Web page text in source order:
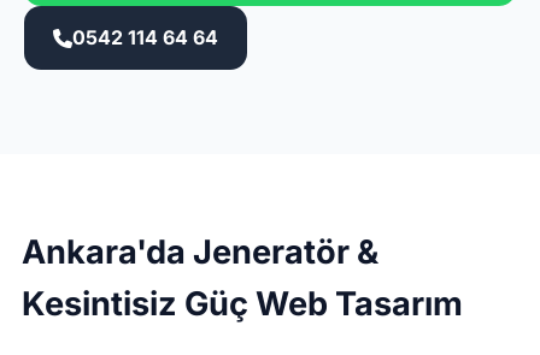
0542 114 64 64
Ankara'da Jeneratör &
Kesintisiz Güç Web Tasarım